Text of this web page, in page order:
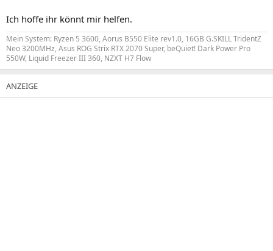
Ich hoffe ihr könnt mir helfen.
Mein System: Ryzen 5 3600, Aorus B550 Elite rev1.0, 16GB G.SKILL TridentZ
Neo 3200MHz, Asus ROG Strix RTX 2070 Super, beQuiet! Dark Power Pro
550W, Liquid Freezer III 360, NZXT H7 Flow